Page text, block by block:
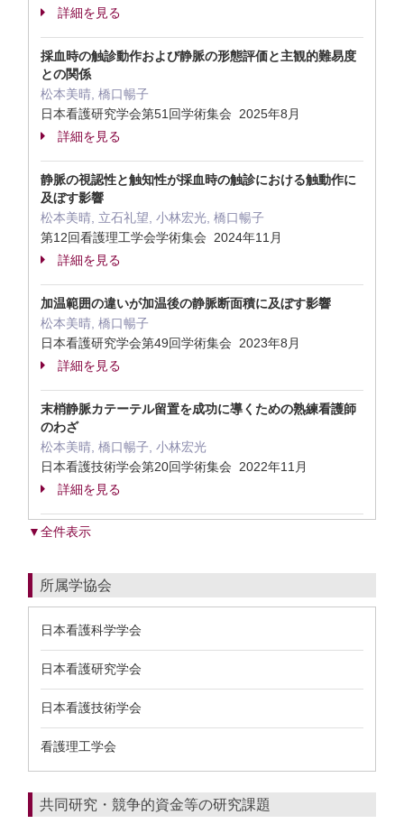
詳細を見る
採血時の触診動作および静脈の形態評価と主観的難易度
との関係
松本美晴, 橋口暢子
日本看護研究学会第51回学術集会 2025年8月
詳細を見る
静脈の視認性と触知性が採血時の触診における触動作に
及ぼす影響
松本美晴, 立石礼望, 小林宏光, 橋口暢子
第12回看護理工学会学術集会 2024年11月
詳細を見る
加温範囲の違いが加温後の静脈断面積に及ぼす影響
松本美晴, 橋口暢子
日本看護研究学会第49回学術集会 2023年8月
詳細を見る
末梢静脈カテーテル留置を成功に導くための熟練看護師
のわざ
松本美晴, 橋口暢子, 小林宏光
日本看護技術学会第20回学術集会 2022年11月
詳細を見る
▼全件表示
所属学協会
日本看護科学学会
日本看護研究学会
日本看護技術学会
看護理工学会
共同研究・競争的資金等の研究課題